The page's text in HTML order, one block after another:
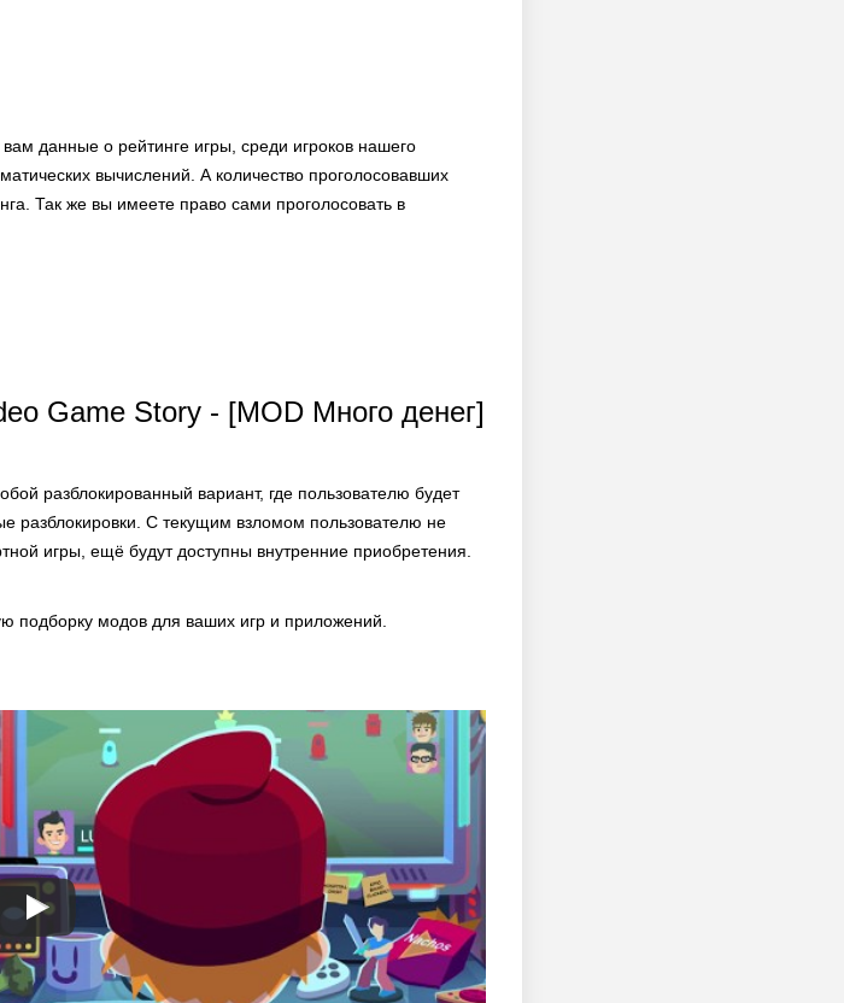
данные о рейтинге игры, среди игроков нашего
вычислений. А количество проголосовавших
Так же вы имеете право сами проголосовать в
Game Story - [MOD Много денег]
разблокированный вариант, где пользователю будет
разблокировки. С текущим взломом пользователю не
игры, ещё будут доступны внутренние приобретения.
модов для ваших игр и приложений.